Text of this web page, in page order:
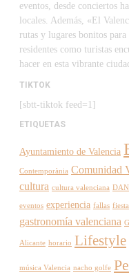
eventos, desde conciertos
locales. Además, «El
rutas y lugares bonitos
residentes como turistas
hacer en esta vibrante
TIKTOK
[sbtt-tiktok feed=1]
ETIQUETAS
Ayuntamiento de Valencia
Contemporània Comunidad
cultura cultura valenciana
eventos experiencia fallas fiesta
gastronomía valenciana
Alicante horario Lifestyle
música Valencia nacho golfe